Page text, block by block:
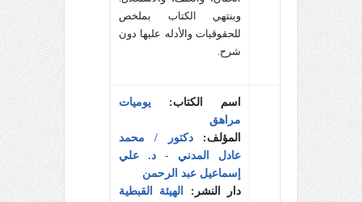
وينتهي الكتاب بملخص
للحقوقيات والأدله عليها دون
شرح.
اسم الكتاب: يوميات
مراهق
المؤلف:دكتور / محمد
عادل المدني - د. علي
إسماعيل عبد الرحمن
دار النشر:
الهيئة القبطية